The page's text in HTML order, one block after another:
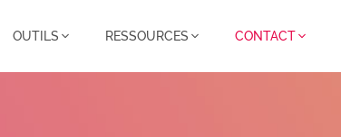
OUTILS RESSOURCES CONTACT